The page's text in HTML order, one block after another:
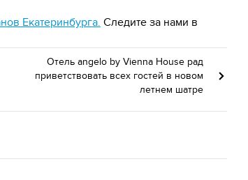
Екатеринбурга. Следите за нами в
Отель angelo by Vienna House рад
приветствовать всех гостей в новом
летнем шатре